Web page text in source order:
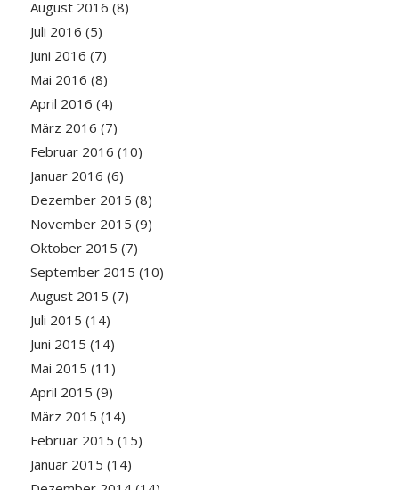
August 2016 (8)
Juli 2016 (5)
Juni 2016 (7)
Mai 2016 (8)
April 2016 (4)
März 2016 (7)
Februar 2016 (10)
Januar 2016 (6)
Dezember 2015 (8)
November 2015 (9)
Oktober 2015 (7)
September 2015 (10)
August 2015 (7)
Juli 2015 (14)
Juni 2015 (14)
Mai 2015 (11)
April 2015 (9)
März 2015 (14)
Februar 2015 (15)
Januar 2015 (14)